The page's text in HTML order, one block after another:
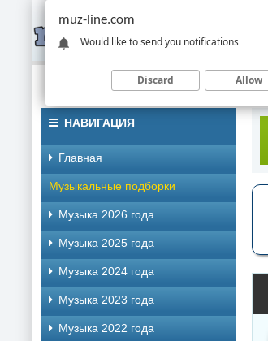
НАВИГАЦИЯ
Главная
Музыкальные подборки
Музыка 2026 года
Музыка 2025 года
Музыка 2024 года
Музыка 2023 года
Музыка 2022 года
muz-line.com
Would like to send you notifications
Discard Allow